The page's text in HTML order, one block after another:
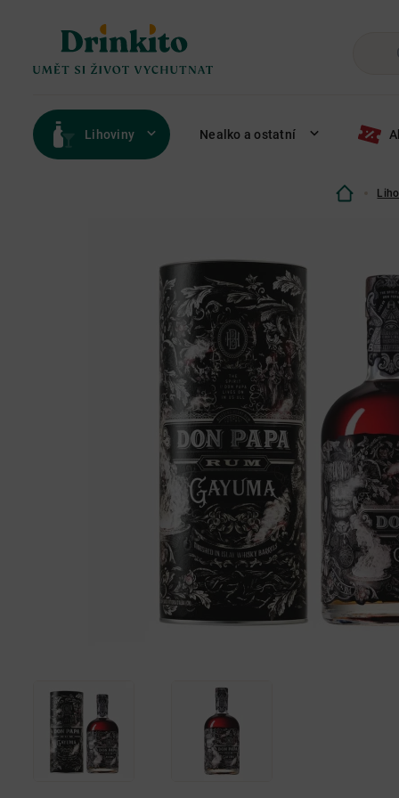
Lihoviny Nealko a ostatní